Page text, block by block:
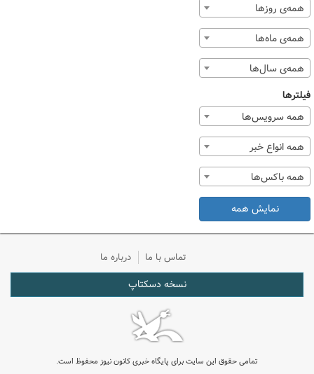
همه‌ی روزها
همه‌ی ماه‌ها
همه‌ی سال‌ها
فیلترها
همه سرویس‌ها
همه انواع خبر
همه باکس‌ها
نمایش همه
تماس با ما درباره ما
نسخه دسکتاپ
تمامی حقوق این سایت برای پایگاه خبری کانون نیوز محفوظ است.